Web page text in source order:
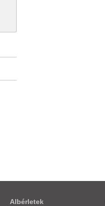
Albérletek